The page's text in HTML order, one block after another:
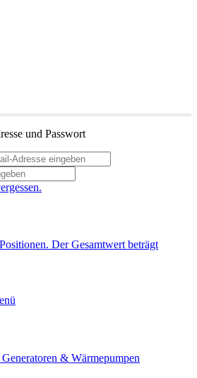
und Passwort
Der Gesamtwert beträgt
& Wärmepumpen